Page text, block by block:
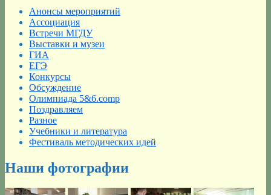
Анонсы мероприятий
Ассоциация
Встречи МГДУ
Выставки и музеи
ГИА
ЕГЭ
Конкурсы
Обсуждение
Олимпиада 5&6.comp
Поздравляем
Разное
Учебники и литература
Фестиваль методических идей
Наши фотографии